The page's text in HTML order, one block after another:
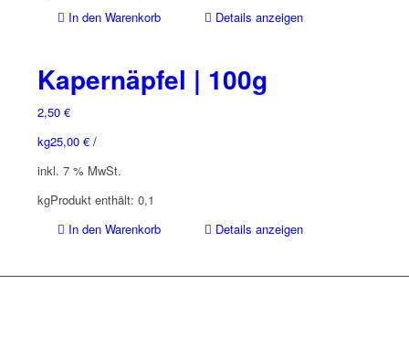
In den Warenkorb
Details anzeigen
Kapernäpfel | 100g
2,50 €
25,00 €/
kg
inkl. 7 % MwSt.
Produkt enthält: 0,1
kg
In den Warenkorb
Details anzeigen